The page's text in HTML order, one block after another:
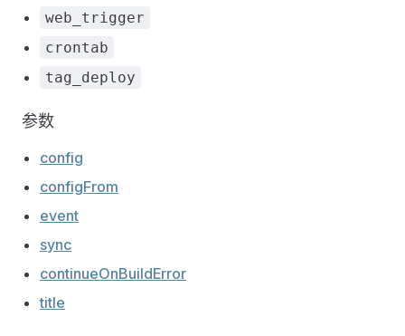
web_trigger
crontab
tag_deploy
参数
config
configFrom
event
sync
continueOnBuildError
title